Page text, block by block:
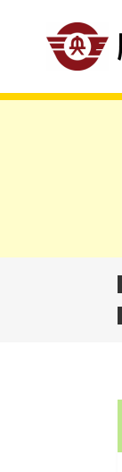
先